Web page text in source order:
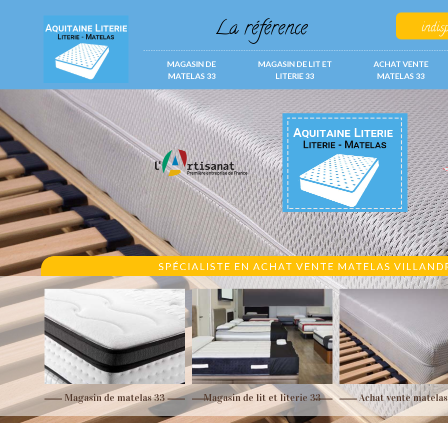
La référence
MAGASIN DE
MATELAS 33
MAGASIN DE LIT ET
LITERIE 33
ACHAT VENTE
MATELAS 33
SPÉCIALISTE EN ACHAT VENTE MATELAS
Magasin de matelas 33 Magasin de lit et literie 33 Achat vente